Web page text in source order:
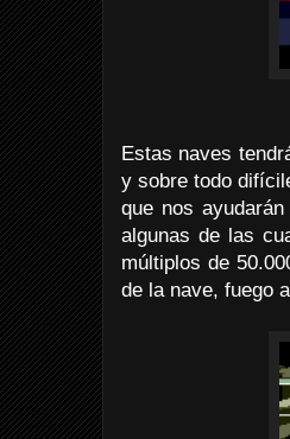
Estas naves
y sobre todo
que nos
algunas de las
múltiplos de
de la nave, fuego